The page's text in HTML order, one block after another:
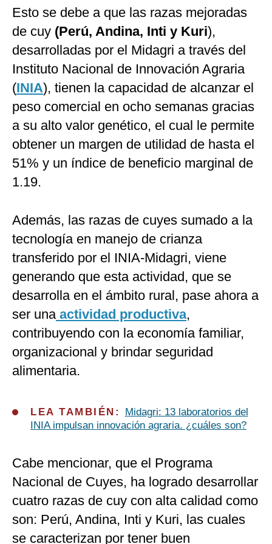
Esto se debe a que las razas mejoradas
de cuy (Perú, Andina, Inti y Kuri),
desarrolladas por el Midagri a través del
Instituto Nacional de Innovación Agraria
(INIA), tienen la capacidad de alcanzar el
peso comercial en ocho semanas gracias
a su alto valor genético, el cual le permite
obtener un margen de utilidad de hasta el
51% y un índice de beneficio marginal de
1.19.
Además, las razas de cuyes sumado a la
tecnología en manejo de crianza
transferido por el INIA-Midagri, viene
generando que esta actividad, que se
desarrolla en el ámbito rural, pase ahora a
ser unaactividad productiva,
contribuyendo con la economía familiar,
organizacional y brindar seguridad
alimentaria.
LEA TAMBIÉN:
Midagri: 13 laboratorios del
INIA impulsan innovación agraria. ¿cuáles son?
Cabe mencionar, que el Programa
Nacional de Cuyes, ha logrado desarrollar
cuatro razas de cuy con alta calidad como
son: Perú, Andina, Inti y Kuri, las cuales
se caracterizan por tener buen